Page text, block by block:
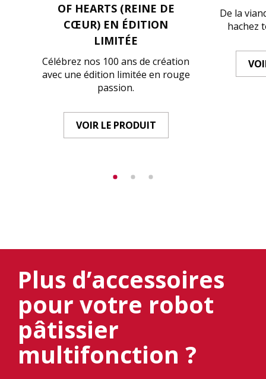
OF HEARTS (REINE DE
CŒUR) EN ÉDITION
LIMITÉE
Célébrez nos 100 ans de création
avec une édition limitée en rouge
passion.
VOIR LE PRODUIT
De la
hachez
Plus d’accessoires
pour votre robot
pâtissier
multifonction ?